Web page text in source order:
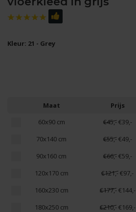
Kleur: 21 - Grey
Maat Prijs
60x90 cm
€45,-€39,-
70x140 cm
€55,-€49,-
90x160 cm
€66,-€59,-
120x170 cm
€121,-€97,-
160x230 cm
€177,-€144,-
180x250 cm
€210,-€169,-